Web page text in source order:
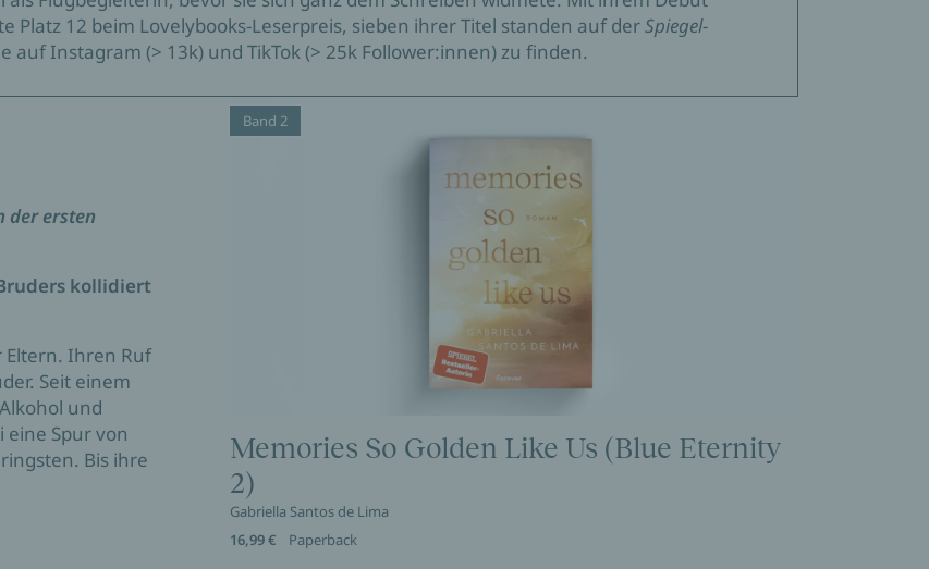
Platz 12 beim Lovelybooks-Leserpreis, sieben ihrer Titel standen auf derSpiegel-
auf Instagram (> 13k) und TikTok (> 25k Follower:innen) zu finden.
der ersten
kollidiert
Ihren Ruf
Seit einem
und
Spur von
Bis ihre
Band 2
Memories So Golden Like Us (Blue Eternity
2)
Gabriella Santos de Lima
16,99 €
Paperback